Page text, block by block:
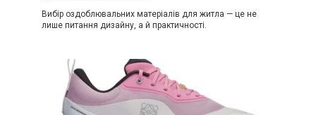
Вибір оздоблювальних матеріалів для житла — це не
лише питання дизайну, а й практичності.